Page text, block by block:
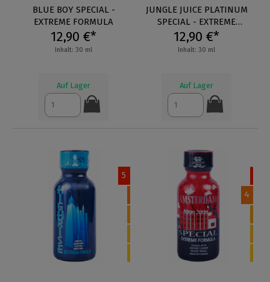
BLUE BOY SPECIAL -
EXTREME FORMULA
12,90 €*
Inhalt: 30 ml
Auf Lager
JUNGLE JUICE PLATINUM
SPECIAL - EXTREME
FORMULA
12,90 €*
Inhalt: 30 ml
Auf Lager
5
4